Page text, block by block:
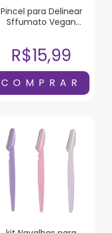
Pincel para Delinear
Sffumato Vegan
R$15,99